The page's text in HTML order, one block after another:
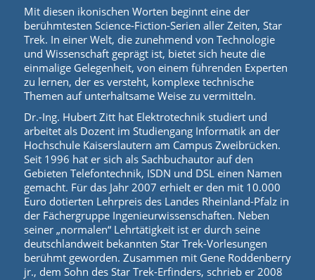
Mit diesen ikonischen Worten beginnt eine der
berühmtesten Science-Fiction-Serien aller Zeiten, Star
Trek. In einer Welt, die zunehmend von Technologie
und Wissenschaft geprägt ist, bietet sich heute die
einmalige Gelegenheit, von einem führenden Experten
zu lernen, der es versteht, komplexe technische
Themen auf unterhaltsame Weise zu vermitteln.
Dr.-Ing. Hubert Zitt hat Elektrotechnik studiert und
arbeitet als Dozent im Studiengang Informatik an der
Hochschule Kaiserslautern am Campus Zweibrücken.
Seit 1996 hat er sich als Sachbuchautor auf den
Gebieten Telefontechnik, ISDN und DSL einen Namen
gemacht. Für das Jahr 2007 erhielt er den mit 10.000
Euro dotierten Lehrpreis des Landes Rheinland-Pfalz in
der Fächergruppe Ingenieurwissenschaften. Neben
seiner „normalen“ Lehrtätigkeit ist er durch seine
deutschlandweit bekannten Star Trek-Vorlesungen
berühmt geworden. Zusammen mit Gene Roddenberry
jr., dem Sohn des Star Trek-Erfinders, schrieb er 2008